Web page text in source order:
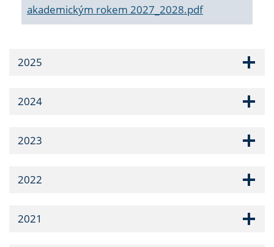
akademickým rokem 2027_2028.pdf
2025
2024
2023
2022
2021